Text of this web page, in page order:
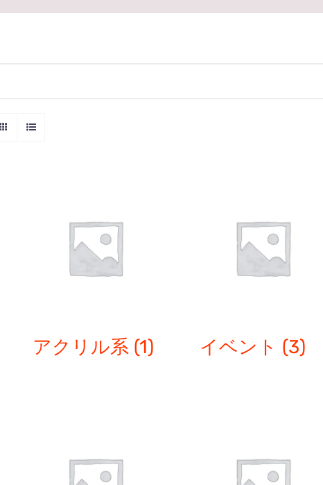
アクリル系 (1) イベント (3)